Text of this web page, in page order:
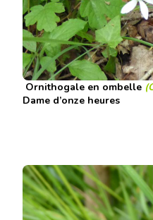
Ornithogale en ombelle
Dame d’onze heures